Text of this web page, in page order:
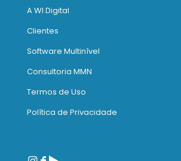
A WI Digital
Clientes
Software Multinível
Consultoria MMN
Termos de Uso
Política de Privacidade